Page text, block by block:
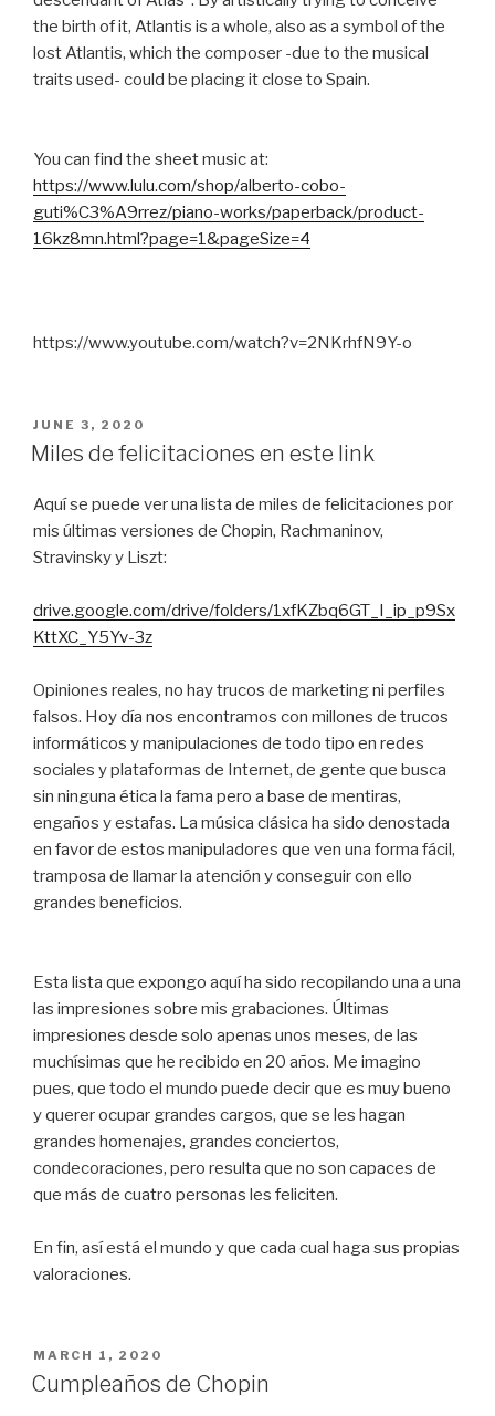
the birth of it, Atlantis is a whole, also as a symbol of the
lost Atlantis, which the composer -due to the musical
traits used- could be placing it close to Spain.
You can find the sheet music at:
https://www.lulu.com/shop/alberto-cobo-
guti%C3%A9rrez/piano-works/paperback/product-
16kz8mn.html?page=1&pageSize=4
https://www.youtube.com/watch?v=2NKrhfN9Y-o
POSTED
ON
JUNE 3, 2020
Miles de felicitaciones en este link
Aquí se puede ver una lista de miles de felicitaciones por
mis últimas versiones de Chopin, Rachmaninov,
Stravinsky y Liszt:
drive.google.com/drive/folders/1xfKZbq6GT_I_ip_p9Sx
KttXC_Y5Yv-3z
Opiniones reales, no hay trucos de marketing ni perfiles
falsos. Hoy día nos encontramos con millones de trucos
informáticos y manipulaciones de todo tipo en redes
sociales y plataformas de Internet, de gente que busca
sin ninguna ética la fama pero a base de mentiras,
engaños y estafas. La música clásica ha sido denostada
en favor de estos manipuladores que ven una forma fácil,
tramposa de llamar la atención y conseguir con ello
grandes beneficios.
Esta lista que expongo aquí ha sido recopilando una a una
las impresiones sobre mis grabaciones. Últimas
impresiones desde solo apenas unos meses, de las
muchísimas que he recibido en 20 años. Me imagino
pues, que todo el mundo puede decir que es muy bueno
y querer ocupar grandes cargos, que se les hagan
grandes homenajes, grandes conciertos,
condecoraciones, pero resulta que no son capaces de
que más de cuatro personas les feliciten.
En fin, así está el mundo y que cada cual haga sus propias
valoraciones.
POSTED
ON
MARCH 1, 2020
Cumpleaños de Chopin